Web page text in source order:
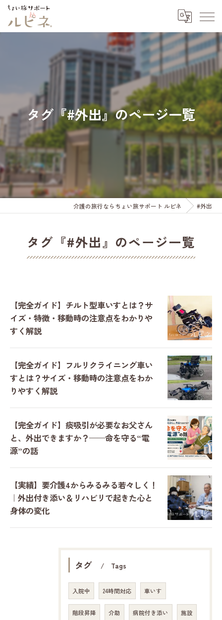
タグ『#外出』のページ一覧
介護の旅行ならちょい旅サポート ルピネ #外出
タグ『#外出』のページ一覧
【完全ガイド】チルト型車いすとは？サ
イズ・特徴・移動時の注意点をわかりや
すく解説
【完全ガイド】フルリクライニング車い
すとは？サイズ・移動時の注意点をわか
りやすく解説
【完全ガイド】痰吸引が必要なお父さん
と、外出できますか？——命を守る“電
源”の話
【実績】要介護4からみるみる若々しく！
｜外出付き添い＆リハビリで起きた心と
身体の変化
タグ Tags
入院中 24時間対応 車いす
階段昇降 介助 病院付き添い 施設